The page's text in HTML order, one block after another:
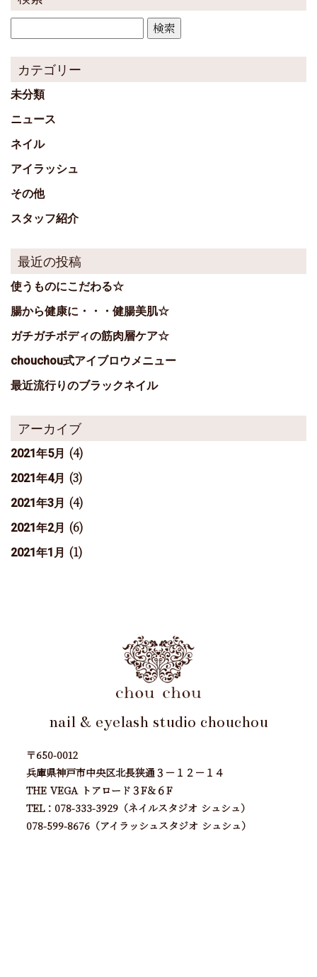
索:
カテゴリー
未分類
ニュース
ネイル
アイラッシュ
その他
スタッフ紹介
最近の投稿
使うものにこだわる☆
腸から健康に・・・健腸美肌☆
ガチガチボディの筋肉層ケア☆
chouchou式アイブロウメニュー
最近流行りのブラックネイル
アーカイブ
2021年5月 (4)
2021年4月 (3)
2021年3月 (4)
2021年2月 (6)
2021年1月 (1)
nail & eyelash studio chouchou
〒650-0012
兵庫県神戸市中央区北長狭通３－１２－１４
THE VEGA トアロード３F＆６F
TEL：078-333-3929（ネイルスタジオ シュシュ）
078-599-8676（アイラッシュスタジオ シュシュ）